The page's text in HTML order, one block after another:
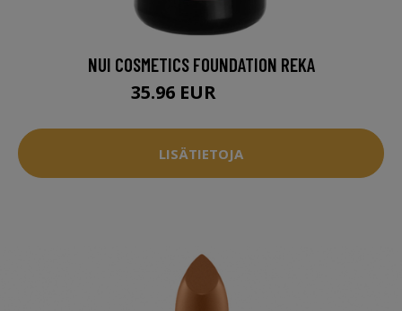
NUI COSMETICS FOUNDATION REKA
35.96 EUR
LISÄTIETOJA